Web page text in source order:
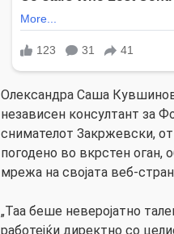
Олександра Саша
независен консултант за
снимателот Закржевски,
погодено во вкрстен оган,
мрежа на својата веб-
„Таа беше неверојатно
работејќи директно со